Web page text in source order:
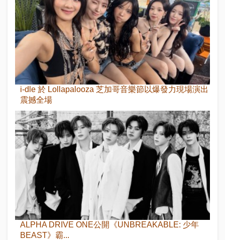
i-dle 於 Lollapalooza 芝加哥音樂節以爆發力現場演出
震撼全場
ALPHA DRIVE ONE公開《UNBREAKABLE: 少年
BEAST》霸...